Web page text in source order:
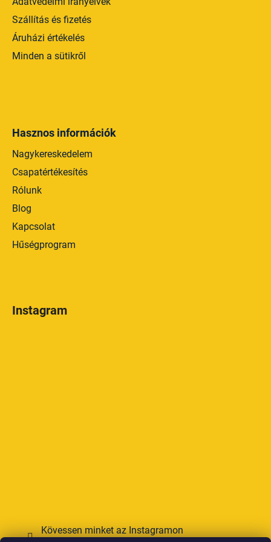
Szállítás és fizetés
Áruházi értékelés
Minden a sütikről
Hasznos információk
Nagykereskedelem
Csapatértékesítés
Rólunk
Blog
Kapcsolat
Hűségprogram
Instagram
Kövessen minket az Instagramon